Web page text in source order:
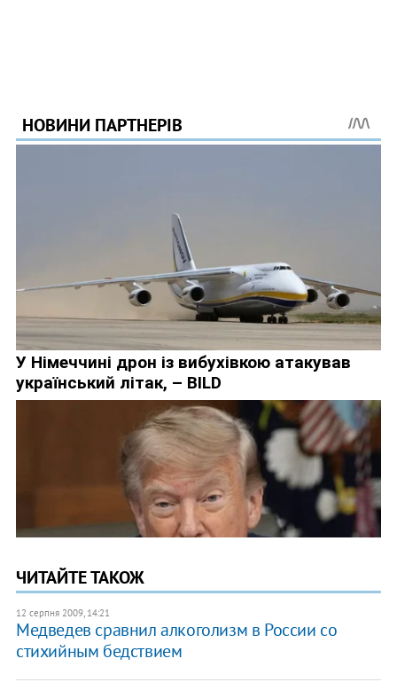
ЧИТАЙТЕ ТАКОЖ
12 серпня 2009, 14:21
Медведев сравнил алкоголизм в России со
стихийным бедствием